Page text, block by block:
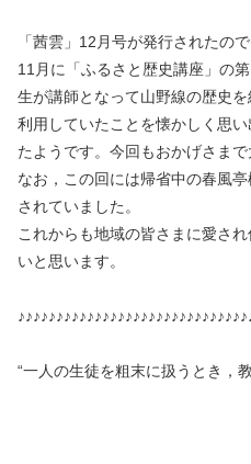
「茜雲」12月号が発行されたの
11月に「ふるさと歴史講座」の
生が講師となって山野線の歴史
利用していたことを懐かしく思
たようです。今回もおかげさまで
なお，この回には帰省中の春風
されていました。
これからも地域の皆さまに愛さ
いと思います。
“一人の生徒を粗末に扱うとき，